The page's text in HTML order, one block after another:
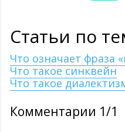
Статьи по
Что означает фраза
Что такое синквейн
Что такое
Комментарии 1/1